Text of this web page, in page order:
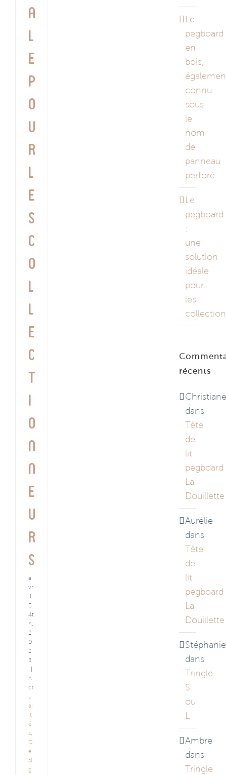
a
l
e
p
o
u
r
l
e
s
c
o
l
l
e
c
t
o
n
n
e
u
r
s
a
vr
il
2
4t
h,
2
0
2
3
A
ct
u
al
it
é
s,
D
e
si
g
Le
pegboard
en
bois,
connu
sous
le
nom
de
panneau
perforé
Le
pegboard
:
une
solution
idéale
pour
les
récents
dans
Tête
de
lit
pegboard
La
Douillette
Aurélie
dans
Tête
de
lit
pegboard
La
Douillette
Stéphanie
dans
Tringle
S
ou
L
Ambre
dans
Tringle